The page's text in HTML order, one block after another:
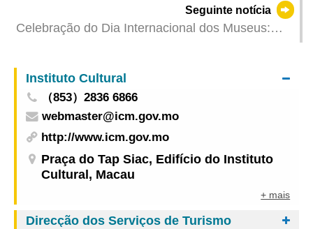
Seguinte notícia
Celebração do Dia Internacional dos Museus:
Instituto Cultural
（853）2836 6866
webmaster@icm.gov.mo
http://www.icm.gov.mo
Praça do Tap Siac, Edifício do Instituto
Cultural, Macau
+ mais
Direcção dos Serviços de Turismo